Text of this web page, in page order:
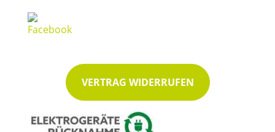
VERTRAG WIDERRUFEN